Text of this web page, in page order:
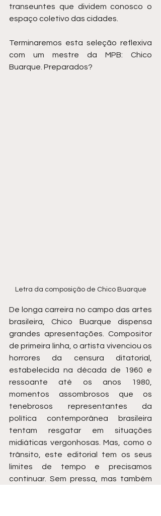
transeuntes que dividem conosco o
espaço coletivo das cidades.
Terminaremos esta seleção reflexiva
com um mestre da MPB: Chico
Buarque. Preparados?
Letra da composição de Chico Buarque
De longa carreira no campo das artes
brasileira, Chico Buarque dispensa
grandes apresentações. Compositor
de primeira linha, o artista vivenciou os
horrores da censura ditatorial,
estabelecida na década de 1960 e
ressoante até os anos 1980,
momentos assombrosos que os
tenebrosos representantes da
política contemporânea brasileira
tentam resgatar em situações
midiáticas vergonhosas. Mas, como o
trânsito, este editorial tem os seus
limites de tempo e precisamos
continuar. Sem pressa, mas também